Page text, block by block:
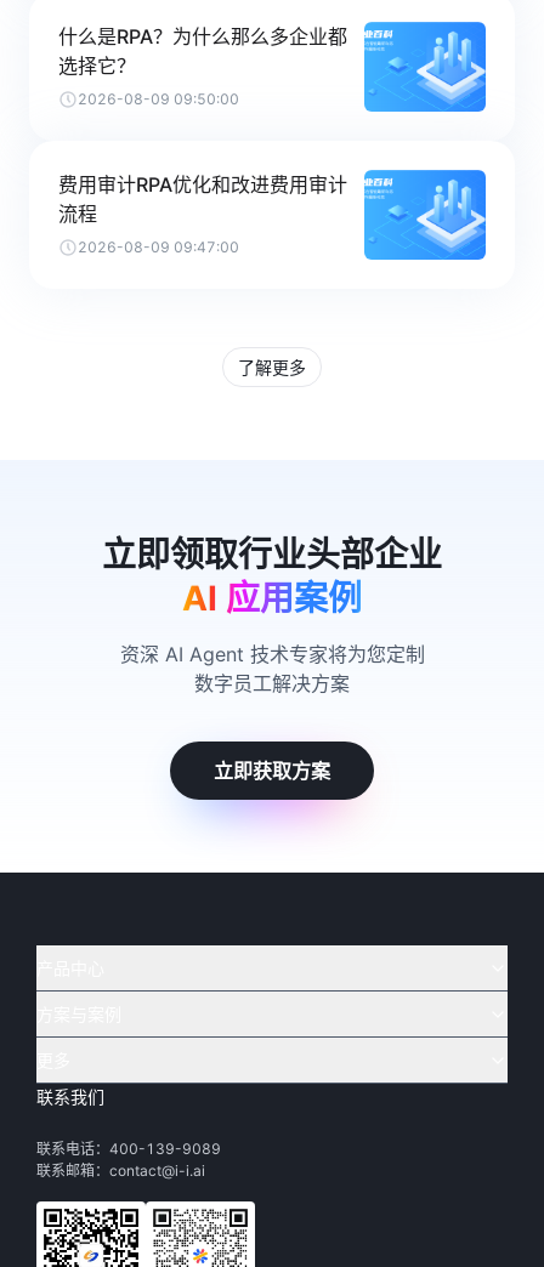
什么是RPA？为什么那么多企业都
选择它？
2026-08-09 09:50:00
费用审计RPA优化和改进费用审计
流程
2026-08-09 09:47:00
了解更多
AI 应用案例
资深 AI Agent 技术专家将为您定制
数字员工解决方案
立即获取方案
IDP 文档审阅 实在 RPA 机器人
实在 RPA 控制器
电商
政府
教育
财务
下载体验
实在学院
实在社区
渠道加盟
关于实在
联系我们
联系电话：400-139-9089
联系邮箱：contact@i-i.ai